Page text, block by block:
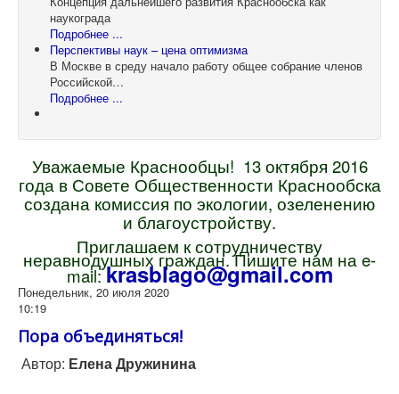
наукограда
Подробнее ...
Перспективы наук – цена оптимизма
В Москве в среду начало работу общее собрание членов
Российской…
Подробнее ...
Уважаемые Краснообцы! 13 октября 2016
года в Совете Общественности Краснообска
создана комиссия по экологии, озеленению
и благоустройству.
Приглашаем к сотрудничеству
неравнодушных граждан. Пишите нам на e-
mail:krasblago@gmail.com
Понедельник, 20 июля 2020
10:19
Пора объединяться!
Автор: Елена Дружинина